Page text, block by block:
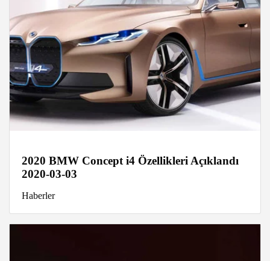
2020 BMW Concept i4 Özellikleri Açıklandı
2020-03-03
Haberler